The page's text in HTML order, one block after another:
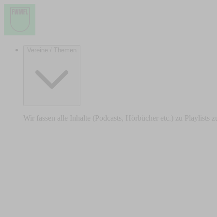
Vereine / Themen
Wir fassen alle Inhalte (Podcasts, Hörbücher etc.) zu Playlists